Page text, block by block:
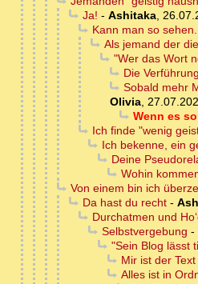
Ja! - Ashitaka,
Kann man so
Als jemand der
"Wer das Wort
Die
Sobald mehr
Olivia,
Wenn es
Ich finde "wenig
Ich bekenne, ein
Deine
Wohin
Von einem bin ich
Da hast du recht-
Durchatmen und
Selbstvergebung -
"Sein Blog lässt
Mir ist der
Alles ist in